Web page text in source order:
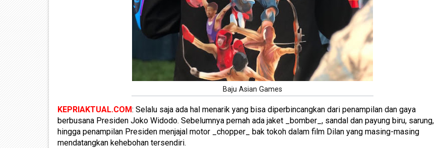
Baju Asian Games
KEPRIAKTUAL.COM: Selalu saja ada hal menarik yang bisa diperbincangkan dari penampilan dan gaya
berbusana Presiden Joko Widodo. Sebelumnya pernah ada jaket _bomber_, sandal dan payung biru, sarung,
hingga penampilan Presiden menjajal motor _chopper_ bak tokoh dalam film Dilan yang masing-masing
mendatangkan kehebohan tersendiri.